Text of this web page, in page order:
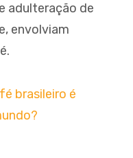
adulteração de
envolviam
brasileiro é